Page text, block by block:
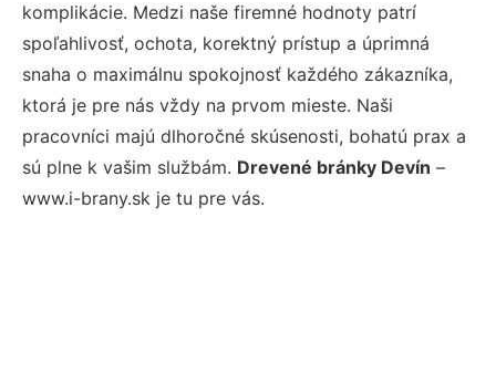
komplikácie. Medzi naše firemné hodnoty patrí
spoľahlivosť, ochota, korektný prístup a úprimná
snaha o maximálnu spokojnosť každého zákazníka,
ktorá je pre nás vždy na prvom mieste. Naši
pracovníci majú dlhoročné skúsenosti, bohatú prax a
sú plne k vašim službám. Drevené bránky Devín –
www.i-brany.sk je tu pre vás.